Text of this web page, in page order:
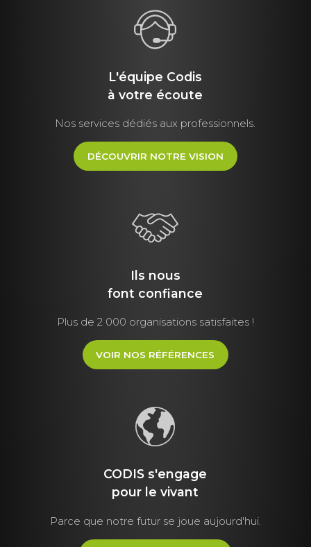
L'équipe Codis
à votre écoute
Nos services dédiés aux professionnels.
DÉCOUVRIR NOTRE VISION
Ils nous
font confiance
Plus de 2 000 organisations satisfaites !
VOIR NOS RÉFÉRENCES
CODIS s'engage
pour le vivant
Parce que notre futur se joue aujourd'hui.